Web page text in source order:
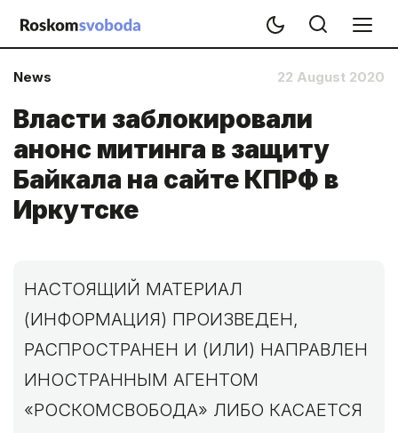
News 22 August 2020
Власти заблокировали
анонс митинга в защиту
Байкала на сайте КПРФ в
Иркутске
НАСТОЯЩИЙ МАТЕРИАЛ
(ИНФОРМАЦИЯ) ПРОИЗВЕДЕН,
РАСПРОСТРАНЕН И (ИЛИ) НАПРАВЛЕН
ИНОСТРАННЫМ АГЕНТОМ
«РОСКОМСВОБОДА» ЛИБО КАСАЕТСЯ